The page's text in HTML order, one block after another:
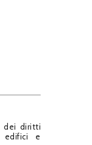
dei diritti
edifici e